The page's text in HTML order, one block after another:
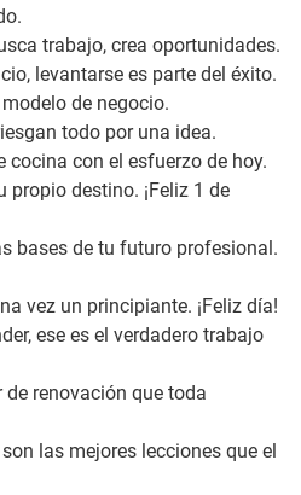
trabajo, crea oportunidades.
levantarse es parte del éxito.
de negocio.
todo por una idea.
cocina con el esfuerzo de hoy.
propio destino. ¡Feliz 1 de
bases de tu futuro profesional.
vez un principiante. ¡Feliz día!
ese es el verdadero trabajo
renovación que toda
las mejores lecciones que el